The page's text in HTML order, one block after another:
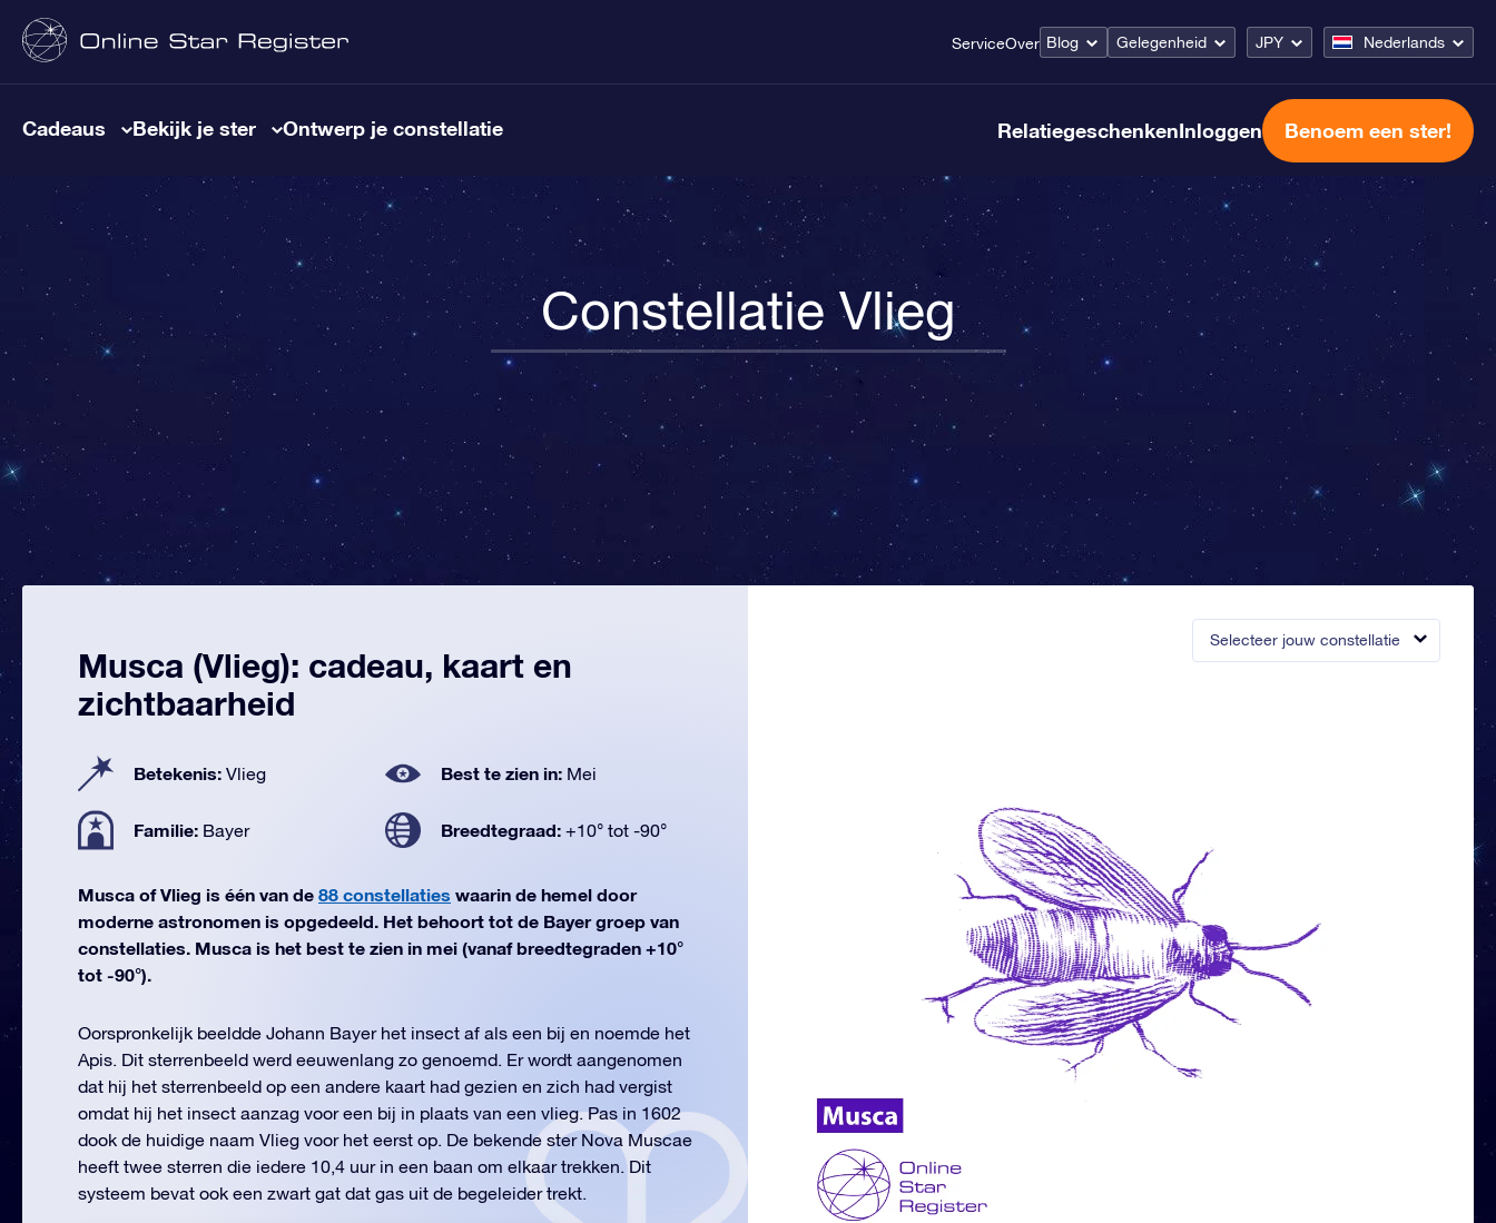
ServiceOver Blog Gelegenheid JPY Nederlands
Cadeaus Bekijk je ster Ontwerp je constellatie RelatiegeschenkenInloggen Benoem een ster!
Constellatie Vlieg
Selecteer jouw constellatie
Musca (Vlieg): cadeau, kaart en
zichtbaarheid
Betekenis: Vlieg Best te zien in: Mei
Familie: Bayer Breedtegraad: +10° tot -90°
Musca of Vlieg is één van de 88 constellaties waarin de hemel door
moderne astronomen is opgedeeld. Het behoort tot de Bayer groep van
constellaties. Musca is het best te zien in mei (vanaf breedtegraden +10°
tot -90°).
Oorspronkelijk beeldde Johann Bayer het insect af als een bij en noemde het
Apis. Dit sterrenbeeld werd eeuwenlang zo genoemd. Er wordt aangenomen
dat hij het sterrenbeeld op een andere kaart had gezien en zich had vergist
omdat hij het insect aanzag voor een bij in plaats van een vlieg. Pas in 1602
dook de huidige naam Vlieg voor het eerst op. De bekende ster Nova Muscae
heeft twee sterren die iedere 10,4 uur in een baan om elkaar trekken. Dit
systeem bevat ook een zwart gat dat gas uit de begeleider trekt.